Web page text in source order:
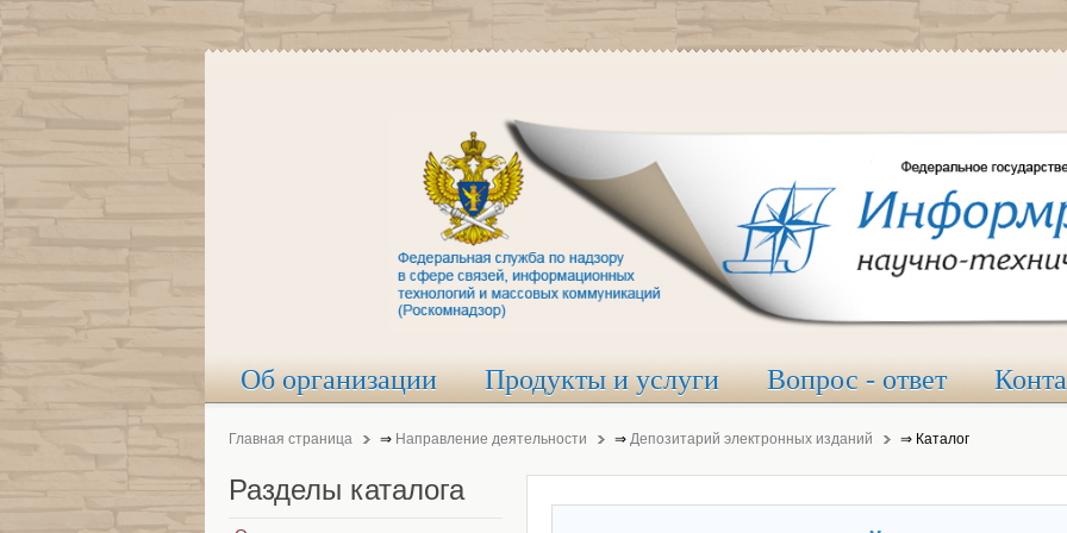
Об организации Продукты и услуги Вопрос - ответ
Главная страница ⇒ Направление деятельности ⇒ Депозитарий электронных изданий ⇒ Каталог
Разделы каталога